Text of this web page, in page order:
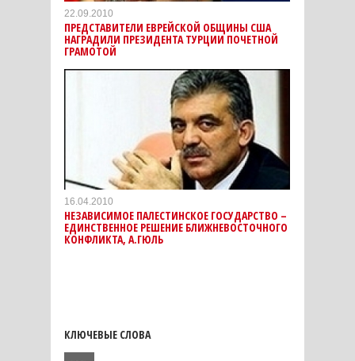
22.09.2010
ПРЕДСТАВИТЕЛИ ЕВРЕЙСКОЙ ОБЩИНЫ США
НАГРАДИЛИ ПРЕЗИДЕНТА ТУРЦИИ ПОЧЕТНОЙ
ГРАМОТОЙ
16.04.2010
НЕЗАВИСИМОЕ ПАЛЕСТИНСКОЕ ГОСУДАРСТВО –
ЕДИНСТВЕННОЕ РЕШЕНИЕ БЛИЖНЕВОСТОЧНОГО
КОНФЛИКТА, А.ГЮЛЬ
КЛЮЧЕВЫЕ СЛОВА